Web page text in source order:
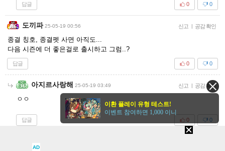
답글 0
0
도끼파 25-05-19 00:56 신고 | 공감 확인
종결 칭호, 종결펫 사면 아직도...
다음 시즌에 더 좋은걸로 출시하고 그럼..?
답글 0
0
아지르사랑해 25-05-19 03:49 신고 | 공감 확인
ㅇㅇ
답글 0
0
AD
이환 플레이 유형 테스트!
이벤트 참여하면 1,000 이니